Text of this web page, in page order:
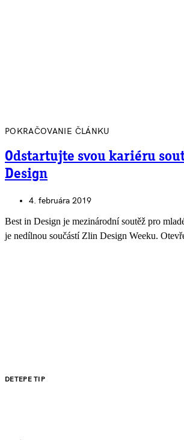
POKRAČOVANIE ČLÁNKU
Odstartujte svou kariéru
Design
4. februára 2019
Best in Design je mezinárodní soutěž pro
je nedílnou součástí Zlin Design Weeku.
DETEPE TIP